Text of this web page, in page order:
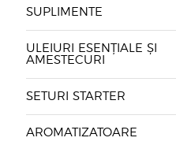
SUPLIMENTE
ULEIURI ESENȚIALE ȘI
AMESTECURI
SETURI STARTER
AROMATIZATOARE